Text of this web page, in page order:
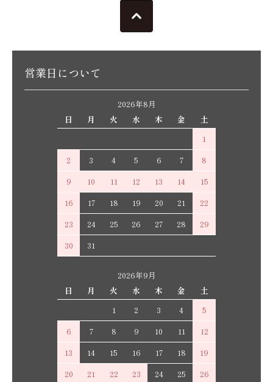
営業日について
2026年8月
日
月 火 水 木 金
土
1
2
3 4 5 6 7
8
9
10 11 12 13 14
15
16
17 18 19 20 21
22
23
24 25 26 27 28
29
30
31
2026年9月
日
月 火 水 木 金
土
1
2 3 4
5
6
7 8 9 10 11
12
13
14 15 16 17 18
19
20
21 22 23 24 25
26